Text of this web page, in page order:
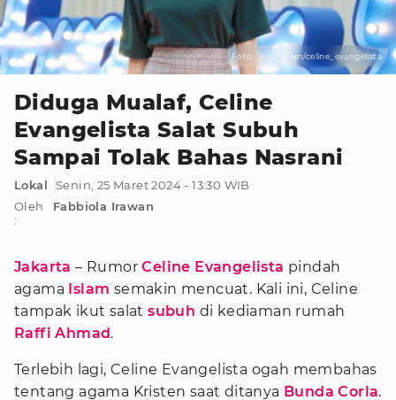
Foto : Instagram/celine_evangelista
Diduga Mualaf, Celine
Evangelista Salat Subuh
Sampai Tolak Bahas Nasrani
Lokal
Senin, 25 Maret 2024 - 13:30 WIB
Oleh
:
Fabbiola Irawan
Jakarta – RumorCeline Evangelista pindah
agama Islam semakin mencuat. Kali ini, Celine
tampak ikut salatsubuh di kediaman rumah
Raffi Ahmad.
Terlebih lagi, Celine Evangelista ogah membahas
tentang agama Kristen saat ditanya Bunda Corla.